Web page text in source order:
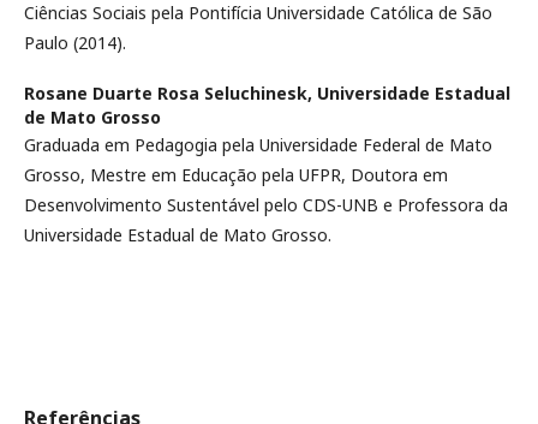
Ciências Sociais pela Pontifícia Universidade Católica de São
Paulo (2014).
Rosane Duarte Rosa Seluchinesk, Universidade Estadual
de Mato Grosso
Graduada em Pedagogia pela Universidade Federal de Mato
Grosso, Mestre em Educação pela UFPR, Doutora em
Desenvolvimento Sustentável pelo CDS-UNB e Professora da
Universidade Estadual de Mato Grosso.
Referências